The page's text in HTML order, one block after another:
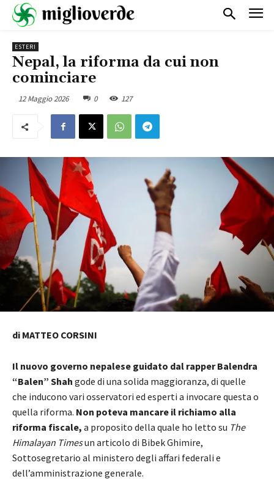
ESTERI
Nepal, la riforma da cui non
cominciare
12 Maggio 2026 0 127
di MATTEO CORSINI
Il nuovo governo nepalese guidato dal rapper Balendra
“Balen” Shah gode di una solida maggioranza, di quelle
che inducono vari osservatori ed esperti a invocare questa o
quella riforma. Non poteva mancare il richiamo alla
riforma fiscale, a proposito della quale ho letto su The
Himalayan Timesun articolo di Bibek Ghimire,
Sottosegretario al ministero degli affari federali e
dell’amministrazione generale.